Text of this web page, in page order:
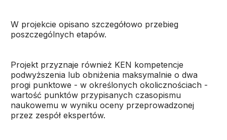
W projekcie opisano szczegółowo przebieg
poszczególnych etapów.
Projekt przyznaje również KEN kompetencje
podwyższenia lub obniżenia maksymalnie o dwa
progi punktowe - w określonych okolicznościach -
wartość punktów przypisanych czasopismu
naukowemu w wyniku oceny przeprowadzonej
przez zespół ekspertów.